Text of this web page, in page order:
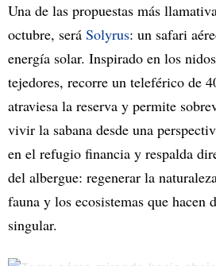
Una de las propuestas más
octubre, será Solyrus: un safari
energía solar. Inspirado en los
tejedores, recorre un teleférico de
atraviesa la reserva y permite
vivir la sabana desde una
en el refugio financia y respalda
del albergue: regenerar la
fauna y los ecosistemas que hacen
singular.